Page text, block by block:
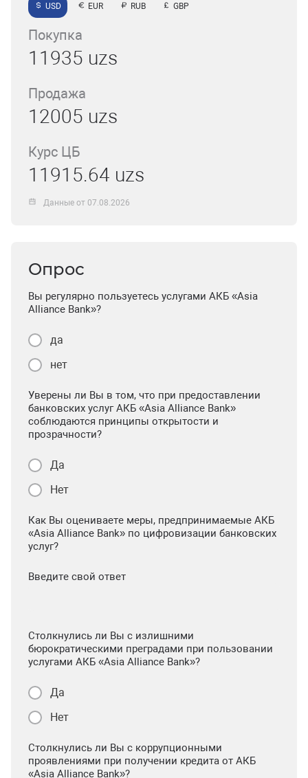
USD EUR RUB GBP
Покупка
11935 uzs
Продажа
12005 uzs
Курс ЦБ
11915.64 uzs
Данные от 07.08.2026
Опрос
Вы регулярно пользуетесь услугами АКБ «Asia
Alliance Bank»?
да
нет
Уверены ли Вы в том, что при предоставлении
банковских услуг АКБ «Asia Alliance Bank»
соблюдаются принципы открытости и
прозрачности?
Да
Нет
Как Вы оцениваете меры, предпринимаемые АКБ
«Asia Alliance Bank» по цифровизации банковских
услуг?
Введите свой ответ
Столкнулись ли Вы с излишними
бюрократическими преградами при пользовании
услугами АКБ «Asia Alliance Bank»?
Да
Нет
Столкнулись ли Вы с коррупционными
проявлениями при получении кредита от АКБ
«Asia Alliance Bank»?